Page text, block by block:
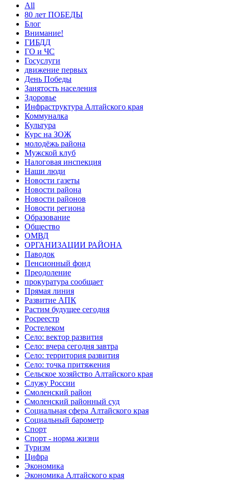
All
80 лет ПОБЕДЫ
Блог
Внимание!
ГИБДД
ГО и ЧС
Госуслуги
движение первых
День Победы
Занятость населения
Здоровье
Инфраструктура Алтайского края
Коммуналка
Культура
Курс на ЗОЖ
молодёжь района
Мужской клуб
Налоговая инспекция
Наши люди
Новости газеты
Новости района
Новости районов
Новости региона
Образование
Общество
ОМВД
ОРГАНИЗАЦИИ РАЙОНА
Паводок
Пенсионный фонд
Преодоление
прокуратура сообщает
Прямая линия
Развитие АПК
Растим будущее сегодня
Росреестр
Ростелеком
Село: вектор развития
Село: вчера сегодня завтра
Село: территория развития
Село: точка притяжения
Сельское хозяйство Алтайского края
Служу России
Смоленский район
Смоленский районный суд
Социальная сфера Алтайского края
Социальный барометр
Спорт
Спорт - норма жизни
Туризм
Цифра
Экономика
Экономика Алтайского края